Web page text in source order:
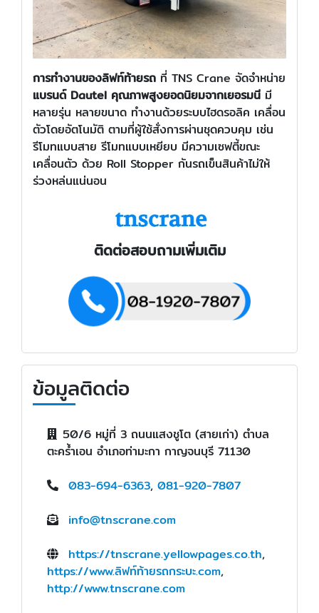
การทำงานของลิฟท์ท้ายรถ ที่ TNS Crane จัดจำหน่าย
แบรนด์ Dautel คุณภาพสูงยอดนิยมจากเยอรมนี มี
หลายรุ่น หลายขนาด ทำงานด้วยระบบไฮดรอลิค เคลื่อน
ตัวโดยอัตโนมัติ ตามที่ผู้ใช้สั่งการผ่านชุดควบคุม เช่น
รีโมทแบบสาย รีโมทแบบเหยียบ มีความเซฟตี้ขณะ
เคลื่อนตัว ด้วย Roll Stopper กันรถเข็นสินค้าไม่ให้
ร่วงหล่นแน่นอน
ติดต่อสอบถามเพิ่มเติม
ข้อมูลติดต่อ
50/6 หมู่ที่ 3 ถนนแสงชูโต (สายเก่า) ตำบล
ตะคร้ำเอน อำเภอท่ามะกา กาญจนบุรี 71130
083-694-6363, 081-920-7807
info@tnscrane.com
https://tnscrane.yellowpages.co.th,
https://www.ลิฟท์ท้ายรถกระบะ.com,
http://www.tnscrane.com